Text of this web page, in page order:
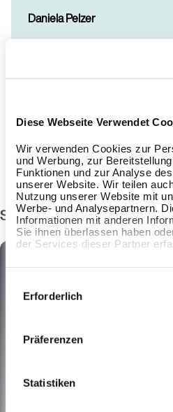
Diese Webseite Verwendet
Wir verwenden Cookies zur
und Werbung, zur
Funktionen und zur Analyse
unserer Website. Wir teilen
Nutzung unserer Website mit
Werbe- und Analysepartnern.
Informationen mit anderen
Sie ihnen überlassen haben
der Services dieser Partner
Erforderlich
Präferenzen
Statistiken
Daniela Pelzer
Daniela Pelzer freut sich
moderne Führung, neue
Vielfalt.
Suggested episodes